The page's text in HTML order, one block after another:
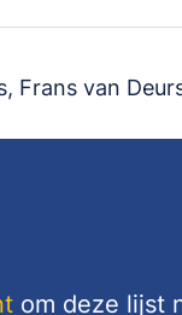
Frans van
om deze lijst